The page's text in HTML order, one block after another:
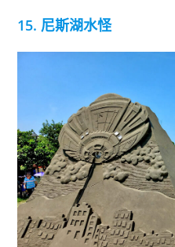
15. 尼斯湖水怪